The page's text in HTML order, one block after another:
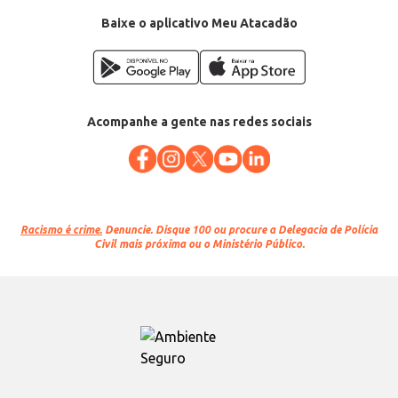
Baixe o aplicativo Meu Atacadão
Acompanhe a gente nas redes sociais
Racismo é crime. Denuncie. Disque 100 ou procure a Delegacia de Polícia
Civil mais próxima ou o Ministério Público.